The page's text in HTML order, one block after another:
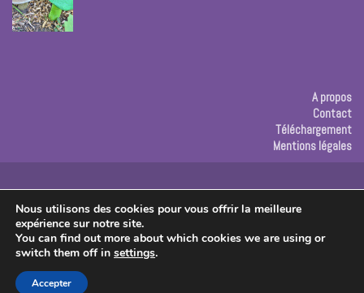
A propos
Contact
Téléchargement
Mentions légales
Copyright © 2026 Les créas de Rose
Nous utilisons des cookies pour vous offrir la meilleure
expérience sur notre site.
You can find out more about which cookies we are using or
switch them off in settings.
Accepter